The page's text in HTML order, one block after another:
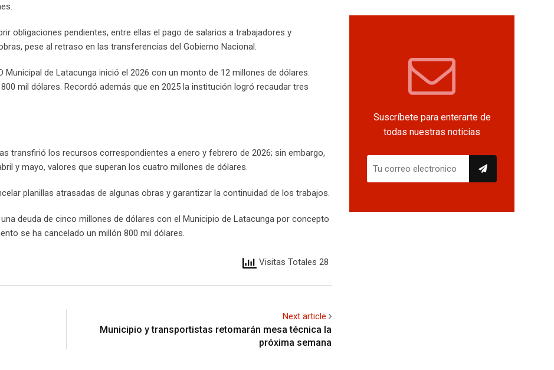
obligaciones pendientes, entre ellas el pago de salarios a trabajadores y
pese al retraso en las transferencias del Gobierno Nacional.
Municipal de Latacunga inició el 2026 con un monto de 12 millones de dólares.
mil dólares. Recordó además que en 2025 la institución logró recaudar tres
transfirió los recursos correspondientes a enero y febrero de 2026; sin embargo,
y mayo, valores que superan los cuatro millones de dólares.
planillas atrasadas de algunas obras y garantizar la continuidad de los trabajos.
deuda de cinco millones de dólares con el Municipio de Latacunga por concepto
se ha cancelado un millón 800 mil dólares.
Visitas Totales 28
Next article
Municipio y transportistas retomarán mesa técnica la
próxima semana
Suscríbete para enterarte de
todas nuestras noticias